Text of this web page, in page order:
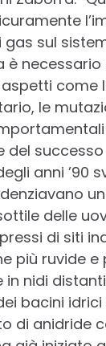
sul
è
come
le
del
anni ’90
delle
di siti
più ruvide
nidi
bacini
di anidride